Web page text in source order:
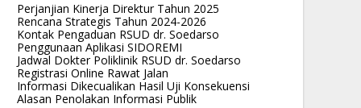
Perjanjian Kinerja Direktur Tahun 2025
Rencana Strategis Tahun 2024-2026
Kontak Pengaduan RSUD dr. Soedarso
Penggunaan Aplikasi SIDOREMI
Jadwal Dokter Poliklinik RSUD dr. Soedarso
Registrasi Online Rawat Jalan
Informasi Dikecualikan Hasil Uji Konsekuensi
Alasan Penolakan Informasi Publik